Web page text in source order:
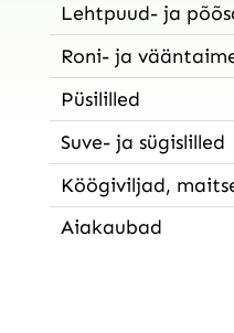
Lehtpuud- ja
Roni- ja
Püsililled
Suve- ja sügislilled
Köögiviljad,
Aiakaubad